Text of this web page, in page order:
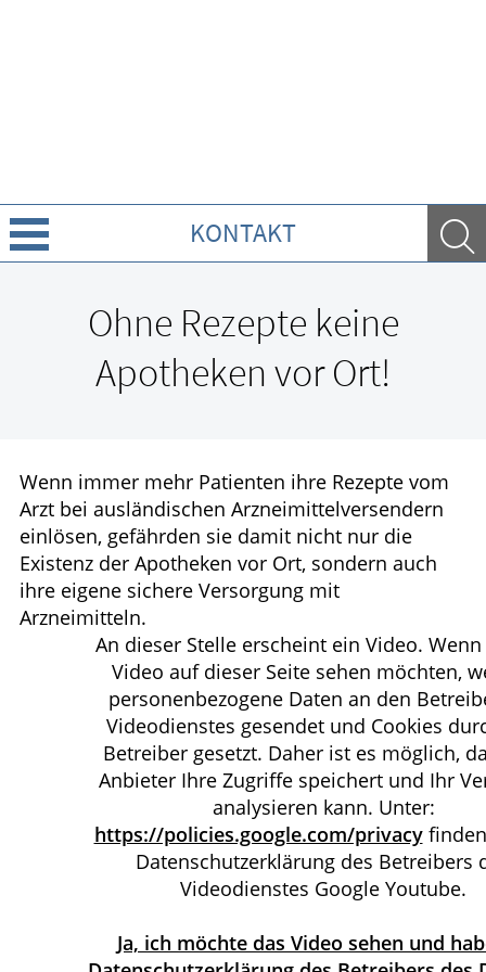
KONTAKT
WELLNESS
GESUND IM ALTER
Ohne Rezepte keine
Apotheken vor Ort!
Wenn immer mehr Patienten ihre Rezepte vom
Arzt bei ausländischen Arzneimittelversendern
einlösen, gefährden sie damit nicht nur die
Existenz der Apotheken vor Ort, sondern auch
ihre eigene sichere Versorgung mit
Arzneimitteln.
An dieser Stelle erscheint ein Video. Wenn
Video auf dieser Seite sehen möchten,
personenbezogene Daten an den
Videodienstes gesendet und Cookies
Betreiber gesetzt. Daher ist es möglich,
Anbieter Ihre Zugriffe speichert und Ihr
analysieren kann. Unter:
https://policies.google.com/privacy
Datenschutzerklärung des Betreibers
Videodienstes Google Youtube.
Ja, ich möchte das Video sehen und